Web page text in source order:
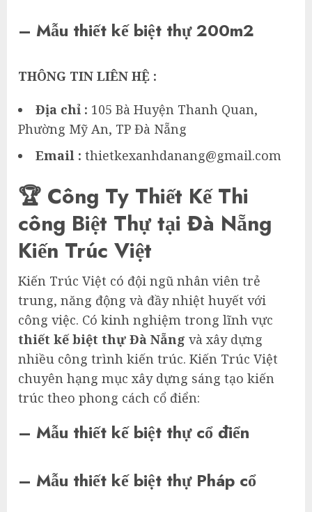
– Mẫu thiết kế biệt thự 200m2
THÔNG TIN LIÊN HỆ :
Địa chỉ : 105 Bà Huyện Thanh Quan,
Phường Mỹ An, TP Đà Nẵng
Email : thietkexanhdanang@gmail.com
🏆 Công Ty Thiết Kế Thi
công Biệt Thự tại Đà Nẵng
Kiến Trúc Việt
Kiến Trúc Việt có đội ngũ nhân viên trẻ
trung, năng động và đầy nhiệt huyết với
công việc. Có kinh nghiệm trong lĩnh vực
thiết kế biệt thự Đà Nẵng và xây dựng
nhiều công trình kiến trúc. Kiến Trúc Việt
chuyên hạng mục xây dựng sáng tạo kiến
trúc theo phong cách cổ điển:
– Mẫu thiết kế biệt thự cổ điển
– Mẫu thiết kế biệt thự Pháp cổ